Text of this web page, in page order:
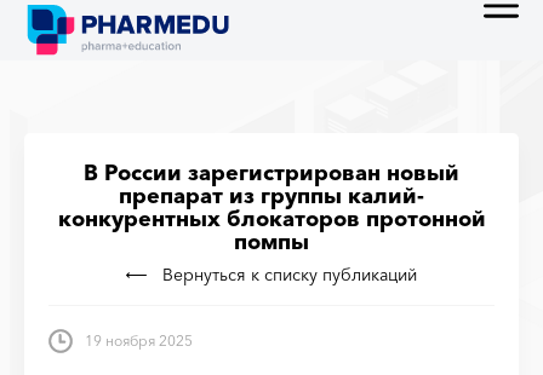
В России зарегистрирован новый
препарат из группы калий-
конкурентных блокаторов протонной
помпы
Вернуться к списку публикаций
19 ноября 2025